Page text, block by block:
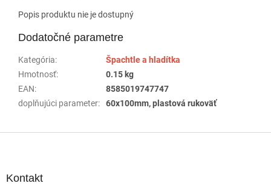
Popis produktu nie je dostupný
Dodatočné parametre
Kategória:
Špachtle a hladítka
Hmotnosť:
0.15 kg
EAN:
8585019747747
doplňujúci parameter: 60x100mm, plastová rukoväť
Kontakt